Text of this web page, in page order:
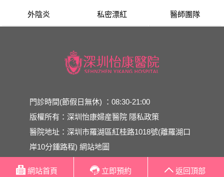
外陰炎 私密漂紅 醫師團隊
門診時間(節假日無休) ：08:30-21:00
版權所有：深圳怡康婦産醫院 隱私政策
醫院地址：深圳市羅湖區紅桂路1018號(離羅湖口
岸10分鍾路程)網站地圖
網站首頁 立即預約 返回頂部